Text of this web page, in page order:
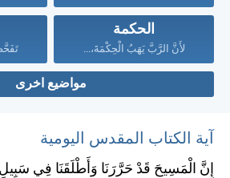
الحكمة
لأَنَّ الرَّبَّ يَهَبُ الْحِكْمَةَ،...
مواضيع اخرى
آية الكتاب المقدس اليومية
إِنَّ الْمَسِيحَ قَدْ حَرَّرَنَا وَأَطْلَقَنَا فِي سَبِيلِ